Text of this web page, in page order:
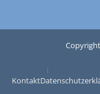
Kontakt